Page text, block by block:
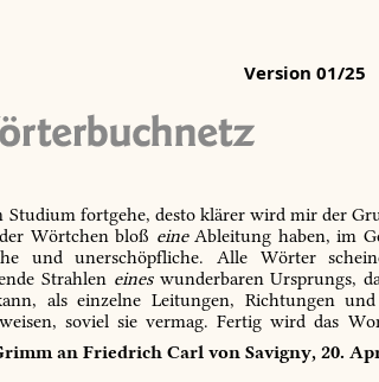
Version 01/25
Studium fortgehe, desto klärer wird mir der
Wörtchen bloß eineAbleitung haben, im
und unerschöpfliche. Alle Wörter
Strahlen eineswunderbaren Ursprungs,
als einzelne Leitungen, Richtungen
soviel sie vermag. Fertig wird das
an Friedrich Carl von Savigny, 20.